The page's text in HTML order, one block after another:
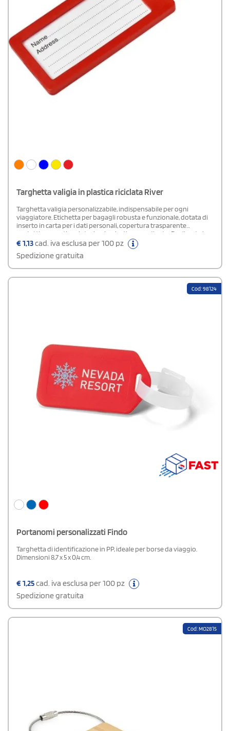
Targhetta valigia in plastica riciclata River
Targhetta valigia personalizzabile, indispensabile per ogni
viaggiatore. Etichetta per bagagli robusta e funzionale, dotata di
inserto in carta per i dati personali, copertura trasparente
protettiva e pratico cinturino in plastica coordinato. Realizzata in
plastica riciclata, unisce resistenza, praticità e attenzione
all’ambiente.Composizione: Plastica HIPS RiciclataN.B. L'acquisto
minimo è di 250 pezzi per colore. I prezzi indicati si riferiscono
all’acquisto del prodotto in una sola variante colore.
€1,13cad. iva esclusa per 100 pz
Spedizione gratuita
Cod: 98124
Portanomi personalizzati Findo
Targhetta di identificazione in PP, ideale per borse da viaggio.
Dimensioni 8,7 x 5 x 0,4 cm.
€1,25cad. iva esclusa per 100 pz
Spedizione gratuita
Cod: MO2815